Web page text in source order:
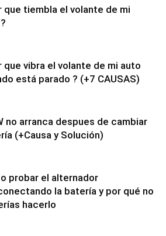
que tiembla el volante de mi
que vibra el volante de mi auto
está parado ? (+7 CAUSAS)
no arranca despues de cambiar
(+Causa y Solución)
probar el alternador
la batería y por qué no
hacerlo